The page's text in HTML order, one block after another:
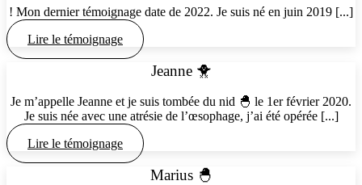
! Mon dernier témoignage date de 2022. Je suis né en juin 2019 [...]
Lire le témoignage
Jeanne 🐥
Je m’appelle Jeanne et je suis tombée du nid 🐣 le 1er février 2020.
Je suis née avec une atrésie de l’œsophage, j’ai été opérée [...]
Lire le témoignage
Marius 🐣